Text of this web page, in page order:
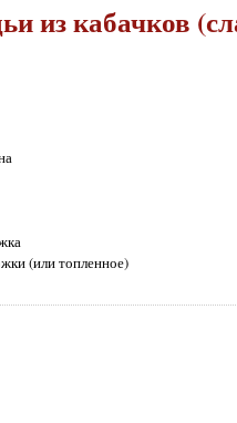
из кабачков
(или топленное)